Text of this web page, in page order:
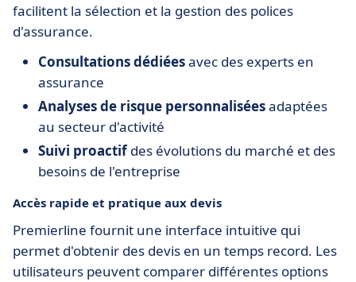
facilitent la sélection et la gestion des polices
d'assurance.
Consultations dédiéesavec des experts en
assurance
Analyses de risque personnaliséesadaptées
au secteur d'activité
Suivi proactifdes évolutions du marché et des
besoins de l'entreprise
Accès rapide et pratique aux devis
Premierline fournit une interface intuitive qui
permet d'obtenir des devis en un temps record. Les
utilisateurs peuvent comparer différentes options